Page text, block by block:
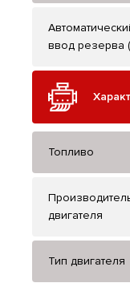
ввод резерва
Топливо
двигателя
Тип двигателя